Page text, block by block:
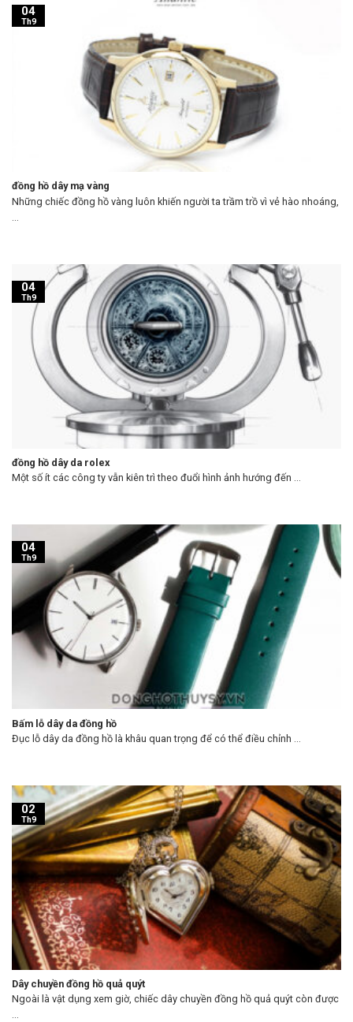
đồng hồ dây mạ vàng
Những chiếc đồng hồ vàng luôn khiến người ta trầm trồ vì vẻ hào nhoáng,
04
Th9
đồng hồ dây da rolex
Một số ít các công ty vẫn kiên trì theo đuổi hình ảnh hướng đến ...
04
Th9
Bấm lỗ dây da đồng hồ
Đục lỗ dây da đồng hồ là khâu quan trọng để có thể điều chỉnh ...
04
Th9
Dây chuyền đồng hồ quả quýt
Ngoài là vật dụng xem giờ, chiếc dây chuyền đồng hồ quả quýt còn được
...
02
Th9